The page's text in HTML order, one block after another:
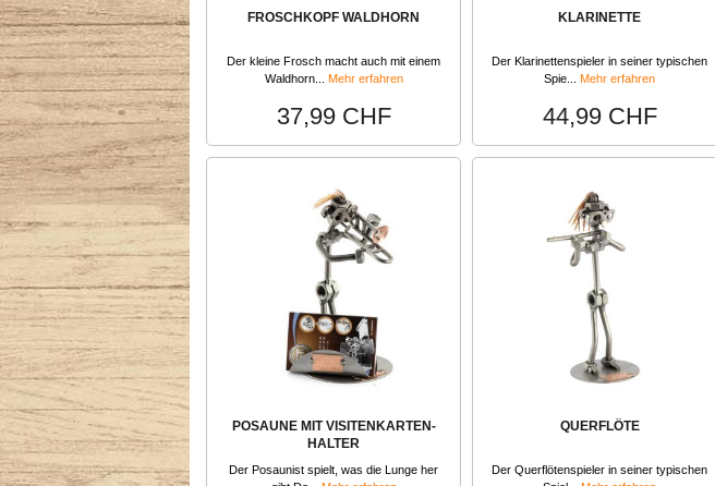
FROSCHKOPF WALDHORN
Der kleine Frosch macht auch mit einem
Waldhorn...
Mehr erfahren
37,99 CHF
KLARINETTE
Der Klarinettenspieler in seiner typischen
Spie... Mehr erfahren
44,99 CHF
POSAUNE MIT VISITENKARTEN-
HALTER
Der Posaunist spielt, was die Lunge her
QUERFLÖTE
Der Querflötenspieler in seiner typischen